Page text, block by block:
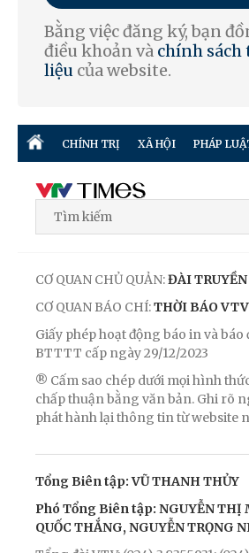
Bằng việc đăng ký, bạn
điều khoản và chính sách
liệu của website.
CHÍNH TRỊ XÃ HỘI PHÁP
CƠ QUAN CHỦ QUẢN:ĐÀI
CƠ QUAN BÁO CHÍ:THỜI BÁO VTV
Giấy phép hoạt động báo in và báo
BTTTT cấp ngày 29/12/2023
® Cấm sao chép dưới mọi hình
chấp thuận bằng văn bản. Ghi rõ
phát hành lại thông tin từ website
Tổng Biên tập: VŨ THANH THỦY
Phó Tổng Biên tập: NGUYỄN THỊ
QUỐC THẮNG, NGUYỄN TRỌNG